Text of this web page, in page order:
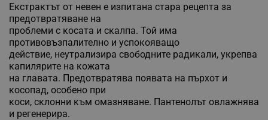
Екстрактът от невен е изпитана стара рецепта за
предотвратяване на
проблеми с косата и скалпа. Той има
противовъзпалително и успокояващо
действие, неутрализира свободните радикали, укрепва
капилярите на кожата
на главата. Предотвратява появата на пърхот и
косопад, особено при
коси, склонни към омазняване. Пантенолът овлажнява
и регенерира.